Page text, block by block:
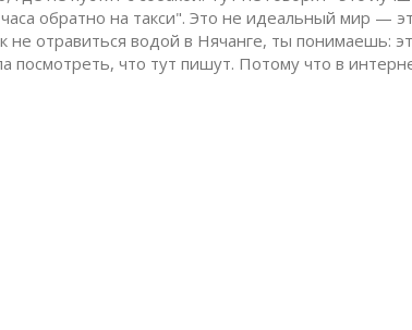
обратно на такси". Это не идеальный мир —
отравиться водой в Нячанге, ты понимаешь:
что тут пишут. Потому что в